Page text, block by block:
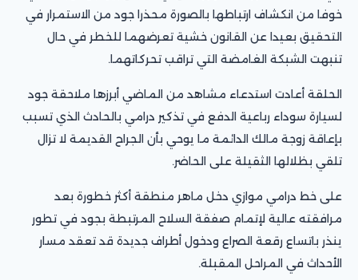
خوفا من انكشاف ارتباطها بالصورة محذرا جود من الاستمرار في
التحقيق بعيدا عن القانون خشية تعرضهما للخطر في حال
تنبهت الشبكة الغامضة التي تراقب تحركاتهما.
الحلقة أعادت استدعاء مشاهد من الماضي أبرزها ملاحقة جود
لسيارة سوداء رباعية الدفع في تذكير درامي بالحادث الذي تسبب
بإعاقة زوجة مالك الدائمة ما يوحي بأن الجراح القديمة لا تزال
تلقي بظلالها الثقيلة على الحاضر.
على خط درامي موازي دخل ماهر منطقة أكثر خطورة بعد
مرافقته عالية لإتمام صفقة السلاح المرتبطة بجود في تطور
ينذر باتساع رقعة الصراع ودخول أطراف جديدة قد تعقد مسار
الأحداث في المراحل المقبلة.